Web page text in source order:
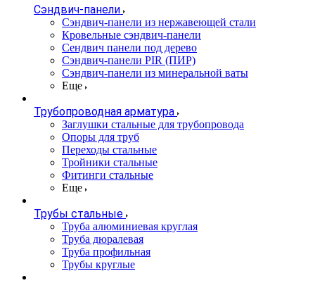
Сэндвич-панели
Cэндвич-панели из нержавеющей стали
Кровельные сэндвич-панели
Сендвич панели под дерево
Сэндвич-панели PIR (ПИР)
Сэндвич-панели из минеральной ваты
Еще
Трубопроводная арматура
Заглушки стальные для трубопровода
Опоры для труб
Переходы стальные
Тройники стальные
Фитинги стальные
Еще
Трубы стальные
Труба алюминиевая круглая
Труба дюралевая
Труба профильная
Трубы круглые